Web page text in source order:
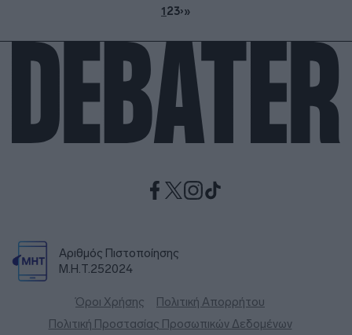
123›»
Αριθμός Πιστοποίησης
Μ.Η.Τ.252024
Όροι Χρήσης
Πολιτική Απορρήτου
Πολιτική Προστασίας Προσωπικών Δεδομένων